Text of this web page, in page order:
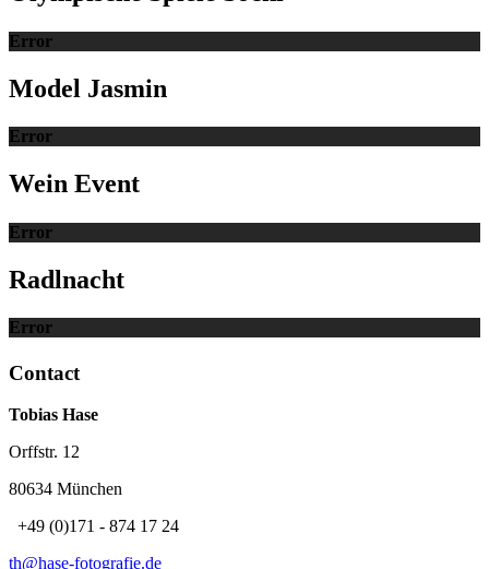
Error
Model Jasmin
Error
Wein Event
Error
Radlnacht
Error
Contact
Tobias Hase
Orffstr. 12
80634 München
+49 (0)171 - 874 17 24
th@hase-fotografie.de